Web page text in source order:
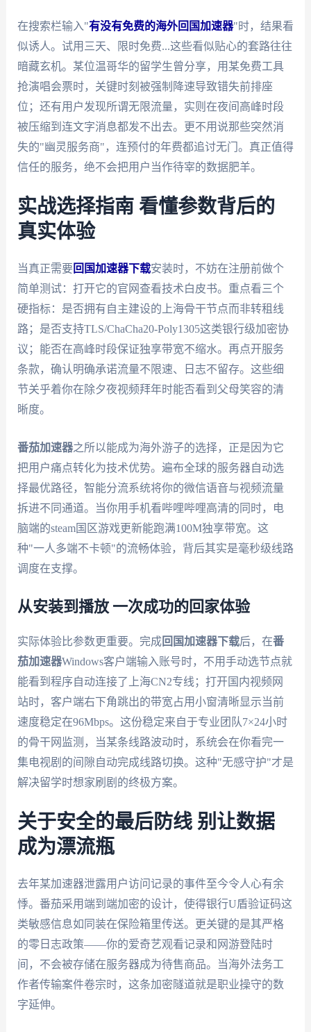
在搜索栏输入"有没有免费的海外回国加速器"时，结果看
似诱人。试用三天、限时免费...这些看似贴心的套路往往
暗藏玄机。某位温哥华的留学生曾分享，用某免费工具
抢演唱会票时，关键时刻被强制降速导致错失前排座
位；还有用户发现所谓无限流量，实则在夜间高峰时段
被压缩到连文字消息都发不出去。更不用说那些突然消
失的"幽灵服务商"，连预付的年费都追讨无门。真正值得
信任的服务，绝不会把用户当作待宰的数据肥羊。
实战选择指南 看懂参数背后的
真实体验
当真正需要 回国加速器下载安装时，不妨在注册前做个
简单测试：打开它的官网查看技术白皮书。重点看三个
硬指标：是否拥有自主建设的上海骨干节点而非转租线
路；是否支持TLS/ChaCha20-Poly1305这类银行级加密协
议；能否在高峰时段保证独享带宽不缩水。再点开服务
条款，确认明确承诺流量不限速、日志不留存。这些细
节关乎着你在除夕夜视频拜年时能否看到父母笑容的清
晰度。
番茄加速器之所以能成为海外游子的选择，正是因为它
把用户痛点转化为技术优势。遍布全球的服务器自动选
择最优路径，智能分流系统将你的微信语音与视频流量
拆进不同通道。当你用手机看哔哩哔哩高清的同时，电
脑端的steam国区游戏更新能跑满100M独享带宽。这
种"一人多端不卡顿"的流畅体验，背后其实是毫秒级线路
调度在支撑。
从安装到播放 一次成功的回家体验
实际体验比参数更重要。完成回国加速器下载后，在番
茄加速器Windows客户端输入账号时，不用手动选节点就
能看到程序自动连接了上海CN2专线；打开国内视频网
站时，客户端右下角跳出的带宽占用小窗清晰显示当前
速度稳定在96Mbps。这份稳定来自于专业团队7×24小时
的骨干网监测，当某条线路波动时，系统会在你看完一
集电视剧的间隙自动完成线路切换。这种"无感守护"才是
解决留学时想家刷剧的终极方案。
关于安全的最后防线 别让数据
成为漂流瓶
去年某加速器泄露用户访问记录的事件至今令人心有余
悸。番茄采用端到端加密的设计，使得银行U盾验证码这
类敏感信息如同装在保险箱里传送。更关键的是其严格
的零日志政策——你的爱奇艺观看记录和网游登陆时
间，不会被存储在服务器成为待售商品。当海外法务工
作者传输案件卷宗时，这条加密隧道就是职业操守的数
字延伸。